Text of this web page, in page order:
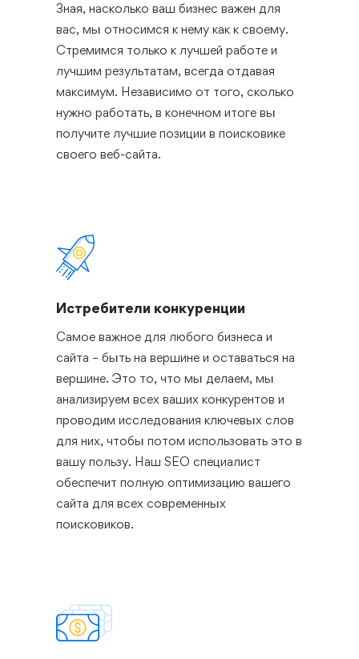
Зная, насколько ваш бизнес важен для
вас, мы относимся к нему как к своему.
Стремимся только к лучшей работе и
лучшим результатам, всегда отдавая
максимум. Независимо от того, сколько
нужно работать, в конечном итоге вы
получите лучшие позиции в поисковике
своего веб-сайта.
Истребители конкуренции
Самое важное для любого бизнеса и
сайта – быть на вершине и оставаться на
вершине. Это то, что мы делаем, мы
анализируем всех ваших конкурентов и
проводим исследования ключевых слов
для них, чтобы потом использовать это в
вашу пользу. Наш SEO специалист
обеспечит полную оптимизацию вашего
сайта для всех современных
поисковиков.